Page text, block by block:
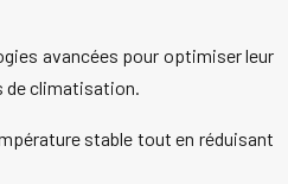
avancées pour optimiser leur
de climatisation.
stable tout en réduisant